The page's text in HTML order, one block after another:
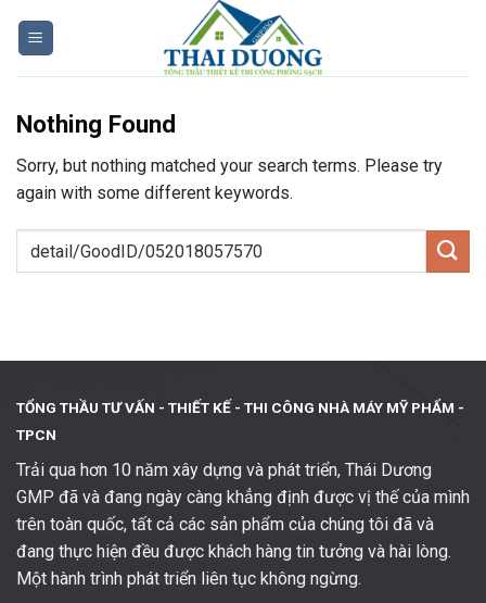
Nothing Found
Sorry, but nothing matched your search terms. Please try
again with some different keywords.
TỔNG THẦU TƯ VẤN - THIẾT KẾ - THI CÔNG NHÀ MÁY MỸ PHẨM -
TPCN
Trải qua hơn 10 năm xây dựng và phát triển, Thái Dương
GMP đã và đang ngày càng khẳng định được vị thế của mình
trên toàn quốc, tất cả các sản phẩm của chúng tôi đã và
đang thực hiện đều được khách hàng tin tưởng và hài lòng.
Một hành trình phát triển liên tục không ngừng.